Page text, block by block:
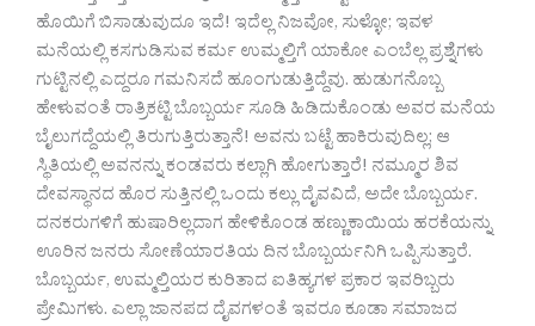
ಹೊಯಿಗೆ ಬಿಸಾಡುವುದೂ ಇದೆ! ಇದೆಲ್ಲ ನಿಜವೋ, ಸುಳ್ಳೋ; ಇವಳ
ಮನೆಯಲ್ಲಿ ಕಸಗುಡಿಸುವ ಕರ್ಮ ಉಮ್ಮಲ್ತಿಗೆ ಯಾಕೋ ಎಂಬೆಲ್ಲ ಪ್ರಶ್ನೆಗಳು
ಗುಟ್ಟಿನಲ್ಲಿ ಎದ್ದರೂ ಗಮನಿಸದೆ ಹೂಂಗುಡುತ್ತಿದ್ದೆವು. ಹುಡುಗನೊಬ್ಬ
ಹೇಳುವಂತೆ ರಾತ್ರಿಕಟ್ಟಿ ಬೊಬ್ಬರ್ಯ ಸೂಡಿ ಹಿಡಿದುಕೊಂಡು ಅವರ ಮನೆಯ
ಬೈಲುಗದ್ದೆಯಲ್ಲಿ ತಿರುಗುತ್ತಿರುತ್ತಾನೆ! ಅವನು ಬಟ್ಟೆ ಹಾಕಿರುವುದಿಲ್ಲ; ಆ
ಸ್ಥಿತಿಯಲ್ಲಿ ಅವನನ್ನು ಕಂಡವರು ಕಲ್ಲಾಗಿ ಹೋಗುತ್ತಾರೆ! ನಮ್ಮೂರ ಶಿವ
ದೇವಸ್ಥಾನದ ಹೊರ ಸುತ್ತಿನಲ್ಲಿ ಒಂದು ಕಲ್ಲು ದೈವವಿದೆ, ಅದೇ ಬೊಬ್ಬರ್ಯ.
ದನಕರುಗಳಿಗೆ ಹುಷಾರಿಲ್ಲದಾಗ ಹೇಳಿಕೊಂಡ ಹಣ್ಣುಕಾಯಿಯ ಹರಕೆಯನ್ನು
ಊರಿನ ಜನರು ಸೋಣೆಯಾರತಿಯ ದಿನ ಬೊಬ್ಬರ್ಯನಿಗಿ ಒಪ್ಪಿಸುತ್ತಾರೆ.
ಬೊಬ್ಬರ್ಯ, ಉಮ್ಮಲ್ತಿಯರ ಕುರಿತಾದ ಐತಿಹ್ಯಗಳ ಪ್ರಕಾರ ಇವರಿಬ್ಬರು
ಪ್ರೇಮಿಗಳು. ಎಲ್ಲಾ ಜಾನಪದ ದೈವಗಳಂತೆ ಇವರೂ ಕೂಡಾ ಸಮಾಜದ